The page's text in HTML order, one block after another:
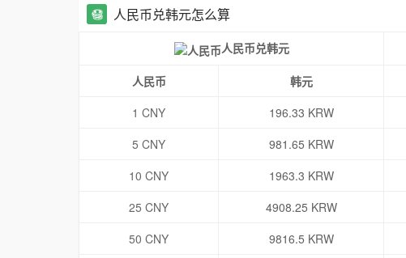
人民币兑韩元怎么算
人民币兑韩元
人民币 韩元
1 CNY
196.33 KRW
5 CNY
981.65 KRW
10 CNY
1963.3 KRW
25 CNY
4908.25 KRW
50 CNY
9816.5 KRW